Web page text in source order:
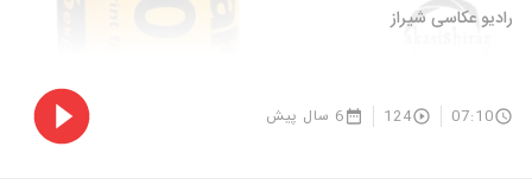
رادیو عکاسی شیراز
07:10
124 6 سال پیش